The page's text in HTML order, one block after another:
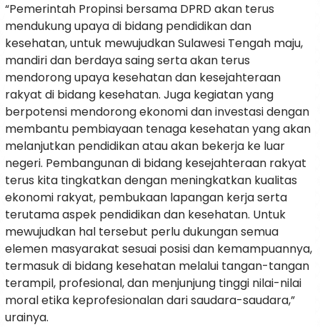
“Pemerintah Propinsi bersama DPRD akan terus
mendukung upaya di bidang pendidikan dan
kesehatan, untuk mewujudkan Sulawesi Tengah maju,
mandiri dan berdaya saing serta akan terus
mendorong upaya kesehatan dan kesejahteraan
rakyat di bidang kesehatan. Juga kegiatan yang
berpotensi mendorong ekonomi dan investasi dengan
membantu pembiayaan tenaga kesehatan yang akan
melanjutkan pendidikan atau akan bekerja ke luar
negeri. Pembangunan di bidang kesejahteraan rakyat
terus kita tingkatkan dengan meningkatkan kualitas
ekonomi rakyat, pembukaan lapangan kerja serta
terutama aspek pendidikan dan kesehatan. Untuk
mewujudkan hal tersebut perlu dukungan semua
elemen masyarakat sesuai posisi dan kemampuannya,
termasuk di bidang kesehatan melalui tangan-tangan
terampil, profesional, dan menjunjung tinggi nilai-nilai
moral etika keprofesionalan dari saudara-saudara,”
urainya.